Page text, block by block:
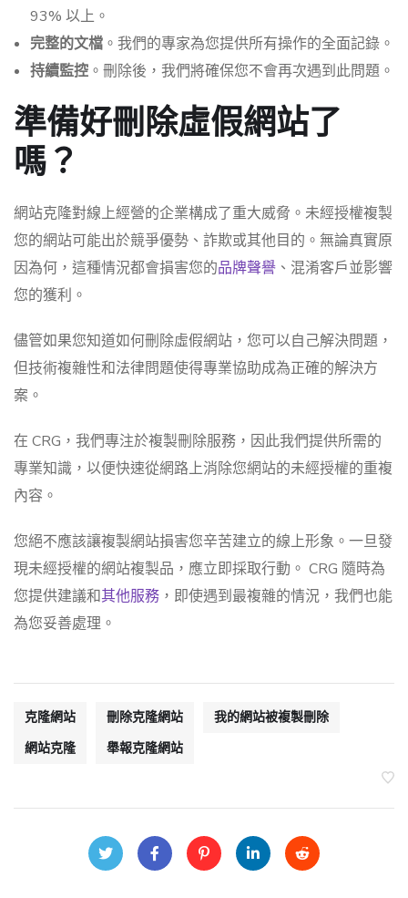
93% 以上。
完整的文檔 。我們的專家為您提供所有操作的全面記錄。
持續監控 。刪除後，我們將確保您不會再次遇到此問題。
準備好刪除虛假網站了
嗎？
網站克隆對線上經營的企業構成了重大威脅。未經授權複製
您的網站可能出於競爭優勢、詐欺或其他目的。無論真實原
因為何，這種情況都會損害您的品牌聲譽 、混淆客戶並影響
您的獲利。
儘管如果您知道如何刪除虛假網站，您可以自己解決問題，
但技術複雜性和法律問題使得專業協助成為正確的解決方
案。
在 CRG，我們專注於複製刪除服務，因此我們提供所需的
專業知識，以便快速從網路上消除您網站的未經授權的重複
內容。
您絕不應該讓複製網站損害您辛苦建立的線上形象。一旦發
現未經授權的網站複製品，應立即採取行動。 CRG 隨時為
您提供建議和其他服務 ，即使遇到最複雜的情況，我們也能
為您妥善處理。
克隆網站 刪除克隆網站
我的網站被複製刪除
網站克隆
舉報克隆網站